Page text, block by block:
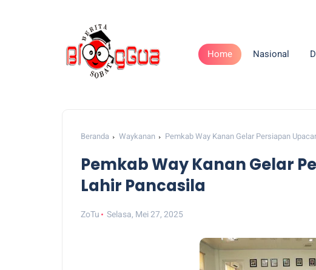
Home Nasional
Beranda Waykanan Pemkab Way Kanan Gelar Persiapan
Pemkab Way Kanan Gelar
Lahir Pancasila
ZoTu Selasa, Mei 27, 2025